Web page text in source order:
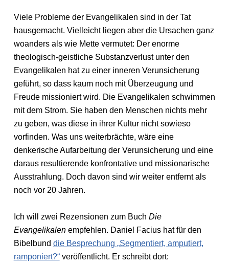
Viele Probleme der Evangelikalen sind in der Tat
hausgemacht. Vielleicht liegen aber die Ursachen ganz
woanders als wie Mette vermutet: Der enorme
theologisch-geistliche Substanzverlust unter den
Evangelikalen hat zu einer inneren Verunsicherung
geführt, so dass kaum noch mit Überzeugung und
Freude missioniert wird. Die Evangelikalen schwimmen
mit dem Strom. Sie haben den Menschen nichts mehr
zu geben, was diese in ihrer Kultur nicht sowieso
vorfinden. Was uns weiterbrächte, wäre eine
denkerische Aufarbeitung der Verunsicherung und eine
daraus resultierende konfrontative und missionarische
Ausstrahlung. Doch davon sind wir weiter entfernt als
noch vor 20 Jahren.
Ich will zwei Rezensionen zum Buch Die
Evangelikalenempfehlen. Daniel Facius hat für den
Bibelbund die Besprechung „Segmentiert, amputiert,
ramponiert?“veröffentlicht. Er schreibt dort: